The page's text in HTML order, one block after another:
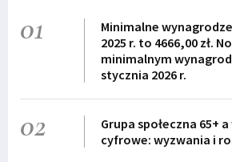
01
Minimalne
2025 r. to 4666,00 zł.
minimalnym
stycznia 2026 r.
02
Grupa społeczna 65+
cyfrowe: wyzwania i